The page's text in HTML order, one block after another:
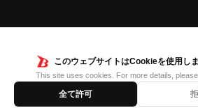
このウェブサイトはCookieを使用し
This site uses cookies. For more details,
全て許可